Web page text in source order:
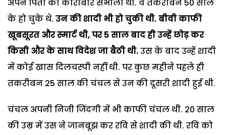
अपने पिता का कारोबार संभाला था. वे तकरीबन 50 साल
के हो चुके थे. उन की शादी भी हो चुकी थी. बीवी काफी
खूबसूरत और स्मार्ट थी, पर 5 साल बाद ही उन्हें छोड़ कर
किसी और के साथ विदेश जा बैठी थी.उस के बाद उन्हें शादी
में कोई खास दिलचस्पी नहीं थी. पर कुछ महीने पहले ही
तकरीबन 25 साल की चंचल से उन की दूसरी शादी हुई थी.
चंचल अपनी निजी जिंदगी में भी काफी चंचल थी. 20 साल
की उम्र में उस ने जानबूझ कर रवि से शादी की थी. रवि को